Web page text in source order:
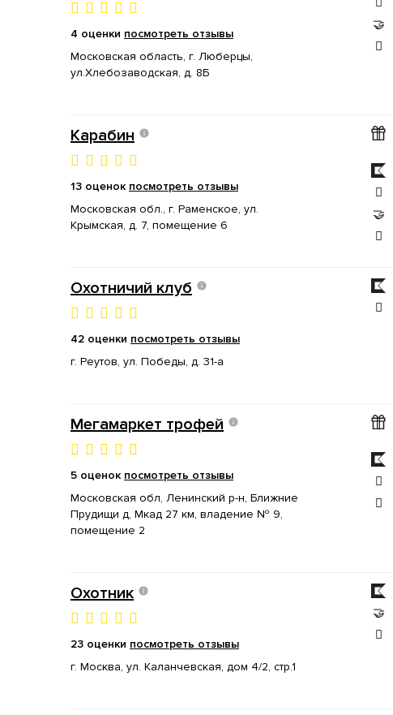
4 оценки посмотреть отзывы
Московская область, г. Люберцы,
ул.Хлебозаводская, д. 8Б
Карабин
13 оценок посмотреть отзывы
Московская обл., г. Раменское, ул.
Крымская, д. 7, помещение 6
Охотничий клуб
42 оценки посмотреть отзывы
г. Реутов, ул. Победы, д. 31-а
Мегамаркет трофей
5 оценок посмотреть отзывы
Московская обл, Ленинский р-н, Ближние
Прудищи д, Мкад 27 км, владение № 9,
помещение 2
Охотник
23 оценки посмотреть отзывы
г. Москва, ул. Каланчевская, дом 4/2, стр.1